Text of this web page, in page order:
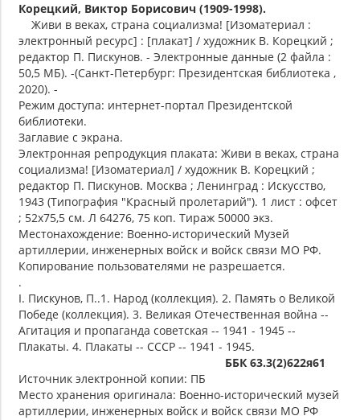
Корецкий, Виктор Борисович (1909-1998).
Живи в веках, страна социализма! [Изоматериал :
электронный ресурс] : [плакат] / художник В. Корецкий ;
редактор П. Пискунов. - Электронные данные (2 файла :
50,5 МБ). -(Санкт-Петербург: Президентская библиотека ,
2020). -
Режим доступа: интернет-портал Президентской
библиотеки.
Заглавие с экрана.
Электронная репродукция плаката: Живи в веках, страна
социализма! [Изоматериал] / художник В. Корецкий ;
редактор П. Пискунов. Москва ; Ленинград : Искусство,
1943 (Типография "Красный пролетарий"). 1 лист : офсет
; 52х75,5 см. Л 64276, 75 коп. Тираж 50000 экз.
Местонахождение: Военно-исторический Музей
артиллерии, инженерных войск и войск связи МО РФ.
Копирование пользователями не разрешается.
.
I. Пискунов, П..1. Народ (коллекция). 2. Память о Великой
Победе (коллекция). 3. Великая Отечественная война --
Агитация и пропаганда советская -- 1941 - 1945 --
Плакаты. 4. Плакаты -- СССР -- 1941 - 1945.
ББК 63.3(2)622я61
Источник электронной копии: ПБ
Место хранения оригинала: Военно-исторический музей
артиллерии, инженерных войск и войск связи МО РФ